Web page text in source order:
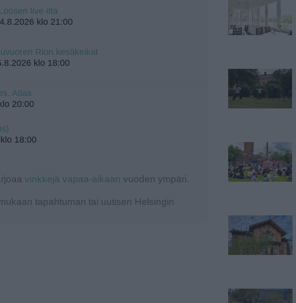
live-ilta
klo 21:00
Rion kesäkeikat
klo 18:00
Atlas
20:00
18:00
vinkkejä vapaa-aikaan vuoden ympäri.
tapahtuman tai uutisen Helsingin